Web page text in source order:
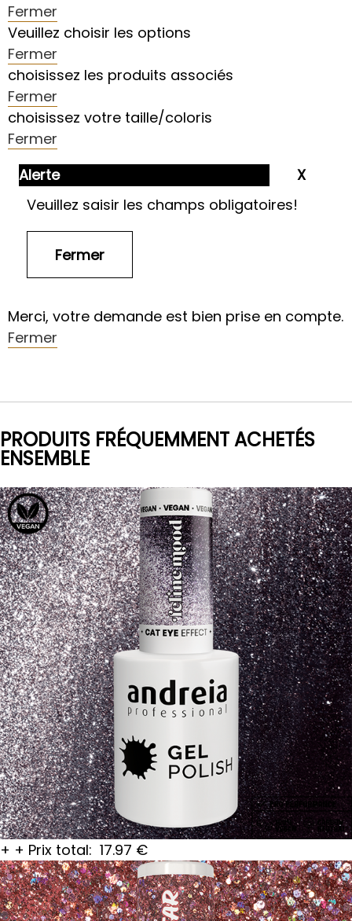
Fermer
Veuillez choisir les options
Fermer
choisissez les produits associés
Fermer
choisissez votre taille/coloris
Fermer
Alerte
Veuillez saisir les champs obligatoires!
Merci, votre demande est bien prise en compte.
Fermer
PRODUITS FRÉQUEMMENT ACHETÉS
ENSEMBLE
+ + Prix total: 17.97 €